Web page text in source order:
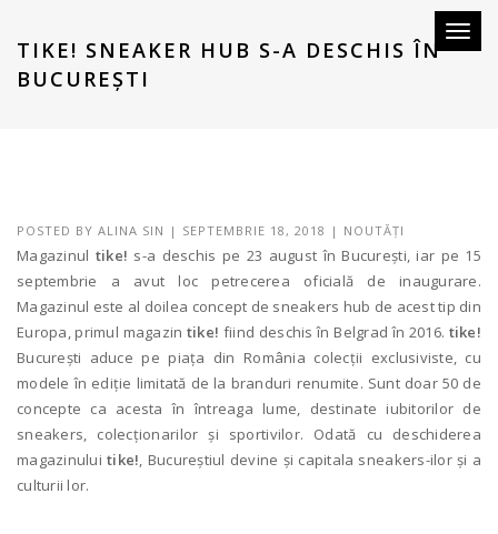
Toggle
TIKE! SNEAKER HUB S-A DESCHIS ÎN
BUCUREȘTI
POSTED BY ALINA SIN | SEPTEMBRIE 18, 2018 | NOUTĂȚI
Magazinul tike! s-a deschis pe 23 august în București, iar pe 15
septembrie a avut loc petrecerea oficială de inaugurare.
Magazinul este al doilea concept de sneakers hub de acest tip din
Europa, primul magazin tike! fiind deschis în Belgrad în 2016. tike!
București aduce pe piața din România colecții exclusiviste, cu
modele în ediție limitată de la branduri renumite. Sunt doar 50 de
concepte ca acesta în întreaga lume, destinate iubitorilor de
sneakers, colecționarilor și sportivilor. Odată cu deschiderea
magazinuluitike!, Bucureștiul devine și capitala sneakers-ilor și a
culturii lor.